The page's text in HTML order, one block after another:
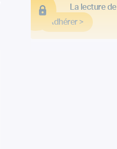
La lecture
Adhérer >